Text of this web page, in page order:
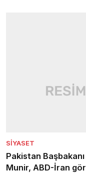
SIYASET
Pakistan
Munir, ABD-İran